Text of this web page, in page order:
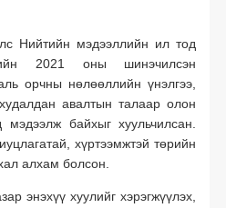
Нийтийн мэдээллийн ил тод
2021 оны шинэчилсэн
орчны нөлөөллийн үнэлгээ,
авалтын талаар олон
мэдээлж байхыг хуульчилсан.
хүртээмжтэй төрийн
алхам болсон.
энэхүү хуулийг хэрэгжүүлэх,